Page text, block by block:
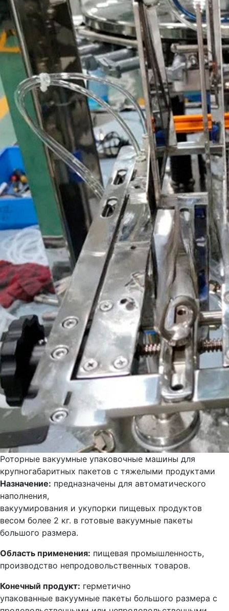
Роторные вакуумные упаковочные машины для
крупногабаритных пакетов с тяжелыми продуктами
Назначение: предназначены для автоматического
наполнения,
вакуумирования и укупорки пищевых продуктов
весом более 2 кг. в готовые вакуумные пакеты
большого размера.
Область применения: пищевая промышленность,
производство непродовольственных товаров.
Конечный продукт: герметично
упакованные вакуумные пакеты большого размера с